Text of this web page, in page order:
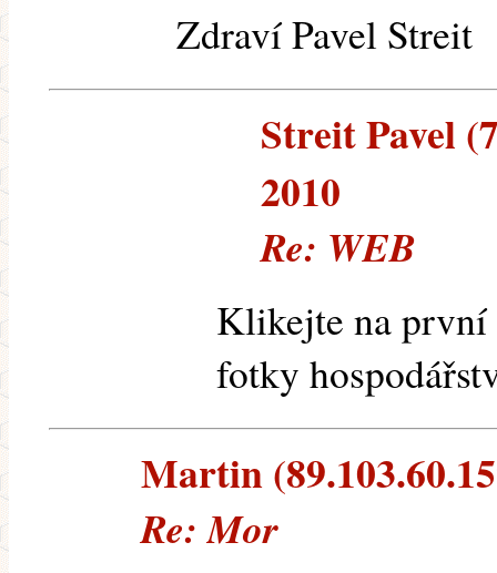
Zdraví Pavel Streit
Streit Pavel
2010
Re: WEB
Klikejte na
fotky
Martin
Re: Mor